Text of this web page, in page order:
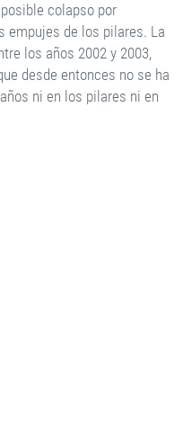
colapso por
empujes de los pilares. La
los años 2002 y 2003,
desde entonces no se ha
ni en los pilares ni en